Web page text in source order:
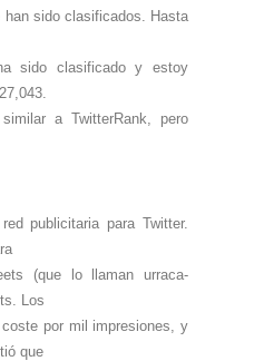
han sido clasificados. Hasta
sido clasificado y estoy
a TwitterRank, pero
publicitaria para Twitter.
(que lo llaman urraca-
Los
por mil impresiones, y
que